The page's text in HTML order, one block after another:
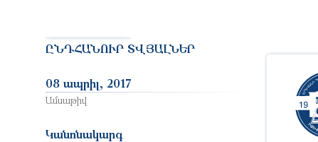
ԸՆԴՀԱՆՈՒՐ ՏՎՅԱԼՆԵՐ
Ամսաթիվ
08 ապրիլ, 2017
Կանոնակարգ